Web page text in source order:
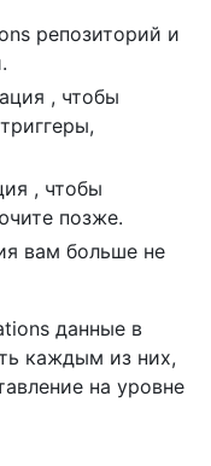
репозиторий и
, чтобы
, чтобы
позже.
вам больше не
данные в
каждым из них,
на уровне